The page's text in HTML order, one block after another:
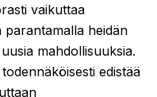
vaikuttaa
parantamalla heidän
mahdollisuuksia.
edistää